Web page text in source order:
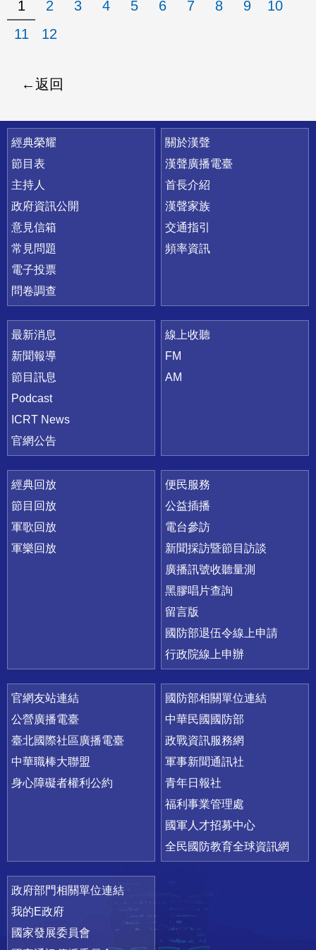
1 2 3 4 5 6 7 8 9
10
11
12
返回
快速連結
經典榮耀
節目表
主持人
政府資訊公開
意見信箱
常見問題
電子投票
問卷調查
關於漢聲
漢聲廣播電臺
首長介紹
漢聲家族
交通指引
頻率資訊
最新消息
新聞報導
節目訊息
Podcast
ICRT News
官網公告
線上收聽
FM
AM
經典回放
節目回放
軍歌回放
軍樂回放
便民服務
公益插播
電台參訪
新聞採訪暨節目訪談
廣播訊號收聽量測
黑膠唱片查詢
留言版
國防部退伍令線上申請
行政院線上申辦
官網友站連結
公營廣播電臺
臺北國際社區廣播電臺
中華職棒大聯盟
身心障礙者權利公約
國防部相關單位連結
中華民國國防部
政戰資訊服務網
軍事新聞通訊社
青年日報社
福利事業管理處
國軍人才招募中心
全民國防教育全球資訊網
政府部門相關單位連結
我的E政府
國家發展委員會